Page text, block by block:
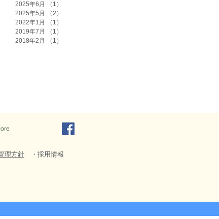
2025年6月
（1）
2025年5月
（2）
2022年1月
（1）
2019年7月
（1）
2018年2月
（1）
理方針 ・採用情報